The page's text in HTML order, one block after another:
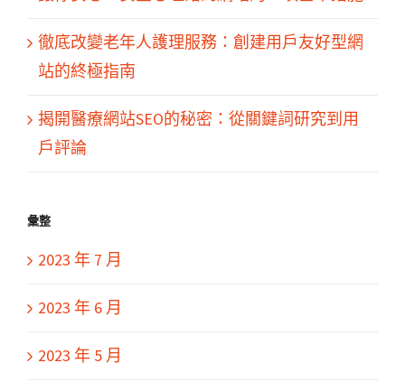
徹底改變老年人護理服務：創建用戶友好型網
站的終極指南
揭開醫療網站SEO的秘密：從關鍵詞研究到用
戶評論
彙整
2023 年 7 月
2023 年 6 月
2023 年 5 月